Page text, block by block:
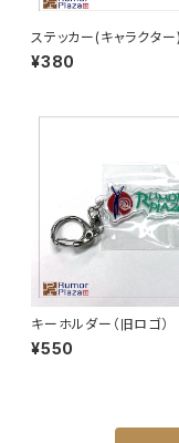
ステッカー(キャラクター)
¥380
キーホルダー（旧ロゴ）
¥550